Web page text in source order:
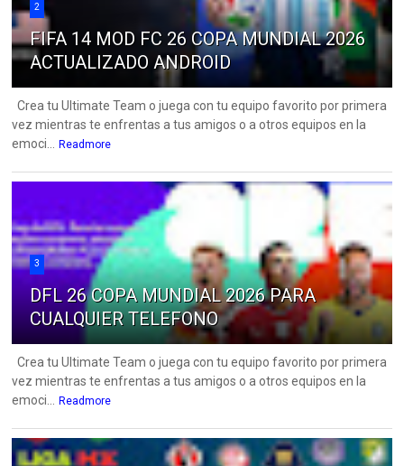
2
FIFA 14 MOD FC 26 COPA MUNDIAL 2026
ACTUALIZADO ANDROID
Crea tu Ultimate Team o juega con tu equipo favorito por primera
vez mientras te enfrentas a tus amigos o a otros equipos en la
emoci...
Readmore
3
DFL 26 COPA MUNDIAL 2026 PARA
CUALQUIER TELEFONO
Crea tu Ultimate Team o juega con tu equipo favorito por primera
vez mientras te enfrentas a tus amigos o a otros equipos en la
emoci...
Readmore